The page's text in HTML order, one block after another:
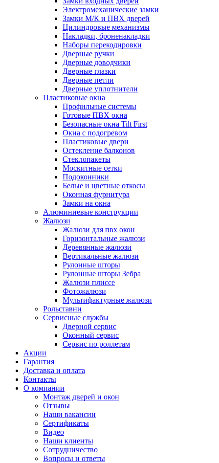
Электромеханические замки
Замки М/К и ПВХ дверей
Цилиндровые механизмы
Накладки, броненакладки
Наборы перекодировки
Дверные ручки
Дверные доводчики
Дверные глазки
Дверные петли
Дверные уплотнители
Пластиковые окна
Профильные системы
Готовые ПВХ окна
Безопасные окна Tilt First
Окна с подогревом
Пластиковые двери
Остекление балконов
Стеклопакеты
Москитные сетки
Подоконники
Белые и цветные откосы
Оконная фурнитура
Замки на окна
Алюминиевые конструкции
Жалюзи
Жалюзи для пвх окон
Горизонтальные жалюзи
Деревянные жалюзи
Вертикальные жалюзи
Рулонные шторы
Рулонные шторы Зебра
Жалюзи плиссе
Фотожалюзи
Мультифактурные жалюзи
Рольставни
Сервисные службы
Дверной сервис
Оконный сервис
Сервис по роллетам
Акции
Гарантия
Доставка и оплата
Контакты
О компании
Монтаж дверей и окон
Отзывы
Наши вакансии
Сертификаты
Видео
Наши клиенты
Сотрудничество
Вопросы и ответы